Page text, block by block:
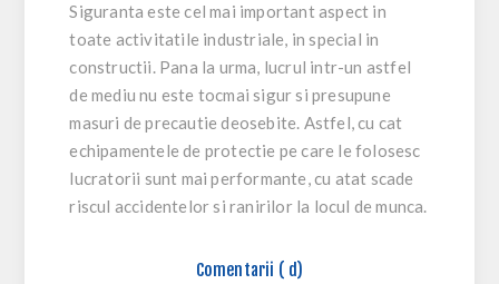
Siguranta este cel mai important aspect in
toate activitatile industriale, in special in
constructii. Pana la urma, lucrul intr-un astfel
de mediu nu este tocmai sigur si presupune
masuri de precautie deosebite. Astfel, cu cat
echipamentele de protectie pe care le folosesc
lucratorii sunt mai performante, cu atat scade
riscul accidentelor si ranirilor la locul de munca.
Comentarii ( d)